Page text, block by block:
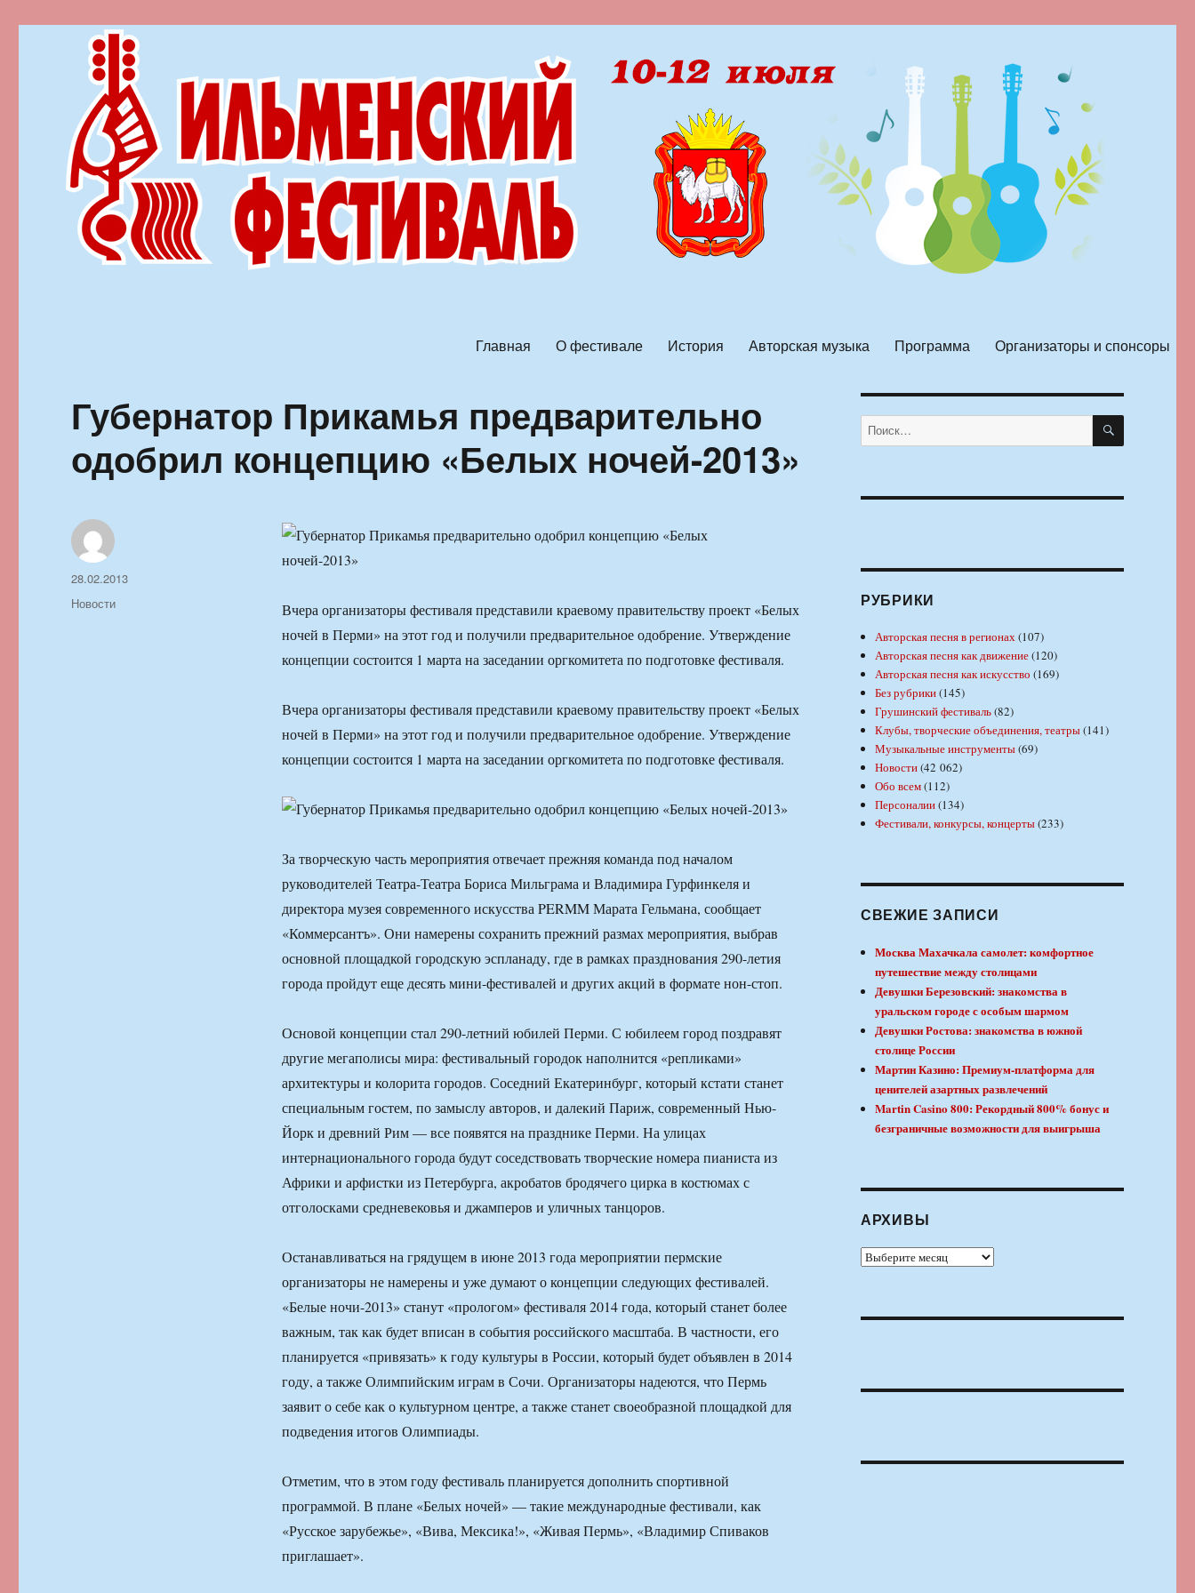
Главная О фестивале История Авторская музыка Программа Организаторы и спонсоры
Губернатор Прикамья предварительно
одобрил концепцию «Белых ночей-2013»
Вчера организаторы фестиваля представили краевому правительству проект «Белых
ночей в Перми» на этот год и получили предварительное одобрение. Утверждение
концепции состоится 1 марта на заседании оргкомитета по подготовке фестиваля.
Вчера организаторы фестиваля представили краевому правительству проект «Белых
ночей в Перми» на этот год и получили предварительное одобрение. Утверждение
концепции состоится 1 марта на заседании оргкомитета по подготовке фестиваля.
За творческую часть мероприятия отвечает прежняя команда под началом
руководителей Театра-Театра Бориса Мильграма и Владимира Гурфинкеля и
директора музея современного искусства PERMM Марата Гельмана, сообщает
«Коммерсантъ». Они намерены сохранить прежний размах мероприятия, выбрав
основной площадкой городскую эспланаду, где в рамках празднования 290-летия
города пройдут еще десять мини-фестивалей и других акций в формате нон-стоп.
Основой концепции стал 290-летний юбилей Перми. С юбилеем город поздравят
другие мегаполисы мира: фестивальный городок наполнится «репликами»
архитектуры и колорита городов. Соседний Екатеринбург, который кстати станет
специальным гостем, по замыслу авторов, и далекий Париж, современный Нью-
Йорк и древний Рим — все появятся на празднике Перми. На улицах
интернационального города будут соседствовать творческие номера пианиста из
Африки и арфистки из Петербурга, акробатов бродячего цирка в костюмах с
отголосками средневековья и джамперов и уличных танцоров.
Останавливаться на грядущем в июне 2013 года мероприятии пермские
организаторы не намерены и уже думают о концепции следующих фестивалей.
«Белые ночи-2013» станут «прологом» фестиваля 2014 года, который станет более
важным, так как будет вписан в события российского масштаба. В частности, его
планируется «привязать» к году культуры в России, который будет объявлен в 2014
году, а также Олимпийским играм в Сочи. Организаторы надеются, что Пермь
заявит о себе как о культурном центре, а также станет своеобразной площадкой для
подведения итогов Олимпиады.
Отметим, что в этом году фестиваль планируется дополнить спортивной
программой. В плане «Белых ночей» — такие международные фестивали, как
«Русское зарубежье», «Вива, Мексика!», «Живая Пермь», «Владимир Спиваков
приглашает».
Автор
Опубликовано
28.02.2013
Рубрики
Новости
Искать: ПОИСК
РУБРИКИ
Авторская песня в регионах(107)
Авторская песня как движение(120)
Авторская песня как искусство (169)
Без рубрики(145)
Грушинский фестиваль(82)
Клубы, творческие объединения, театры(141)
Музыкальные инструменты(69)
Новости(42 062)
Обо всем(112)
Персоналии(134)
Фестивали, конкурсы, концерты(233)
СВЕЖИЕ ЗАПИСИ
Москва Махачкала самолет: комфортное
путешествие между столицами
Девушки Березовский: знакомства в
уральском городе с особым шармом
Девушки Ростова: знакомства в южной
столице России
Мартин Казино: Премиум-платформа для
ценителей азартных развлечений
Martin Casino 800: Рекордный 800% бонус и
безграничные возможности для выигрыша
АРХИВЫ
Архивы